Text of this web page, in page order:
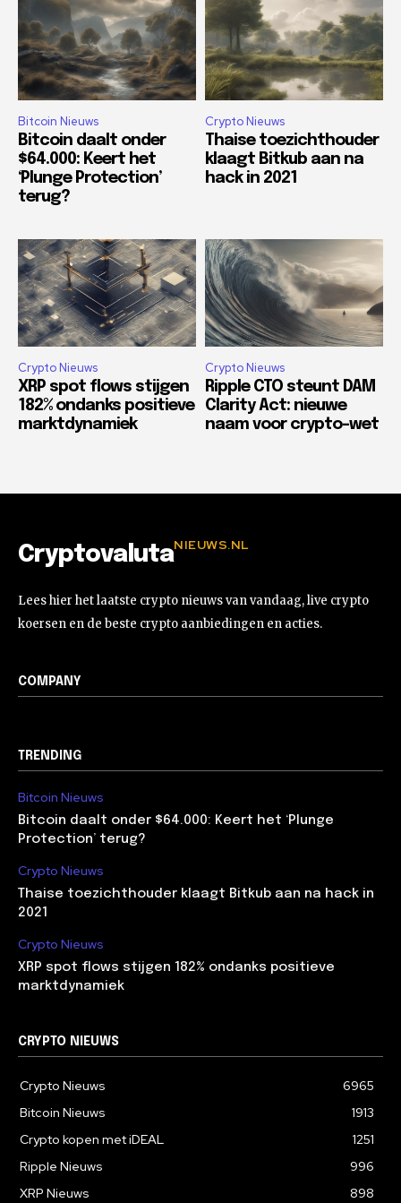
Bitcoin Nieuws
Bitcoin daalt onder
$64.000: Keert het
‘Plunge Protection’
terug?
Crypto Nieuws
Thaise toezichthouder
klaagt Bitkub aan na
hack in 2021
Crypto Nieuws
XRP spot flows stijgen
182% ondanks positieve
marktdynamiek
Crypto Nieuws
Ripple CTO steunt DAM
Clarity Act: nieuwe
naam voor crypto-wet
CryptovalutaNIEUWS.NL
Lees hier het laatste crypto nieuws van vandaag, live crypto
koersen en de beste crypto aanbiedingen en acties.
COMPANY
TRENDING
Bitcoin Nieuws
Bitcoin daalt onder $64.000: Keert het ‘Plunge
Protection’ terug?
Crypto Nieuws
Thaise toezichthouder klaagt Bitkub aan na hack in
2021
Crypto Nieuws
XRP spot flows stijgen 182% ondanks positieve
marktdynamiek
CRYPTO NIEUWS
Crypto Nieuws
6965
Bitcoin Nieuws
1913
Crypto kopen met iDEAL
1251
Ripple Nieuws
996
XRP Nieuws
898